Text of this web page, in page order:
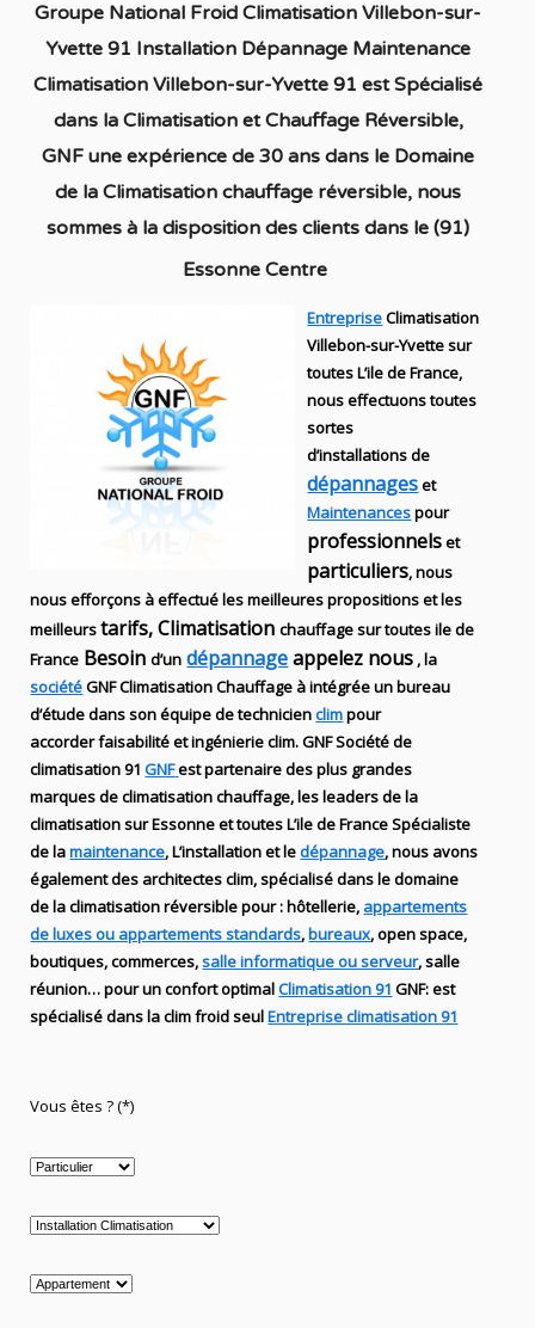
Groupe National Froid Climatisation Villebon-sur-
Yvette 91 Installation Dépannage Maintenance
Climatisation Villebon-sur-Yvette 91est Spécialisé
dans la Climatisationet ChauffageRéversible,
GNF une expérience de 30 ans dans le Domaine
de la Climatisation chauffage réversible, nous
sommes à la disposition des clients dans le (91)
Essonne Centre
EntrepriseClimatisation
Villebon-sur-Yvette sur
toutes L’ile de France,
nous effectuons toutes
sortes
d’installationsde
dépannageset
Maintenancespour
professionnelset
particuliers, nous
nous efforçons à effectué les meilleures propositions et les
meilleurstarifs, Climatisationchauffage sur toutes ile de
France Besoind’un dépannageappelez nous , la
sociétéGNFClimatisation Chauffage à intégrée un bureau
d’étude dans son équipe de technicienclimpour
accorder faisabilité et ingénierieclim.GNFSociété de
climatisation 91GNFest partenaire des plus grandes
marques declimatisation chauffage, les leadersde la
climatisation sur Essonne et toutes L’ile de France Spécialiste
delamaintenance, L’installationet ledépannage, nous avons
également des architectes clim,spécialisé dans le domaine
de laclimatisation réversiblepour : hôtellerie, appartements
de luxes ou appartements standards,bureaux, open space,
boutiques, commerces,salle informatique ou serveur, salle
réunion… pour un confort optimalClimatisation 91 GNF:est
spécialisédans la climfroid seulEntreprise climatisation 91
Vous êtes ? (*)